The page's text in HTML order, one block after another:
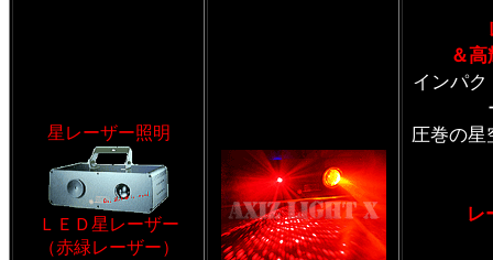
星レーザー照明
ＬＥＤ星レーザー
（赤緑レーザー）
＆
インパ
圧巻の星
レ